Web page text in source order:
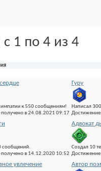
1 по 4 из 4
к 550 сообщениям!
в 24.08.2021 09:17
Гуру
Написал
сообщений.
в 14.12.2020 10:52
Адвокат
Создал 10
увлечение Автор